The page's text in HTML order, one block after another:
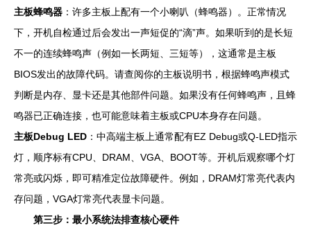
主板蜂鸣器 ：许多主板上配有一个小喇叭（蜂鸣器）。正常情况
下，开机自检通过后会发出一声短促的“滴”声。如果听到的是长短
不一的连续蜂鸣声（例如一长两短、三短等），这通常是主板
BIOS发出的故障代码。请查阅你的主板说明书，根据蜂鸣声模式
判断是内存、显卡还是其他部件问题。如果没有任何蜂鸣声，且蜂
鸣器已正确连接，也可能意味着主板或CPU本身存在问题。
主板Debug LED ：中高端主板上通常配有EZ Debug或Q-LED指示
灯，顺序标有CPU、DRAM、VGA、BOOT等。开机后观察哪个灯
常亮或闪烁，即可精准定位故障硬件。例如，DRAM灯常亮代表内
存问题，VGA灯常亮代表显卡问题。
第三步：最小系统法排查核心硬件